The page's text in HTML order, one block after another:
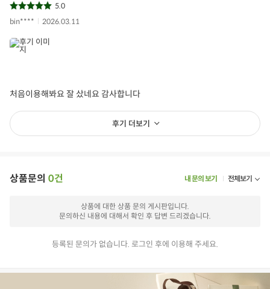
5.0
bin****
2026.03.11
처음이용해봐요 잘 샀네요 감사합니다
후기 더보기
상품문의 0건 내 문의 보기 전체보기
상품에 대한 상품 문의 게시판입니다.
문의하신 내용에 대해서 확인 후 답변 드리겠습니다.
등록된 문의가 없습니다. 로그인 후에 이용해 주세요.